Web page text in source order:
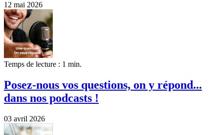
12 mai 2026
Temps de lecture : 1 min.
Posez-nous vos questions, on y répond...
dans nos podcasts !
03 avril 2026